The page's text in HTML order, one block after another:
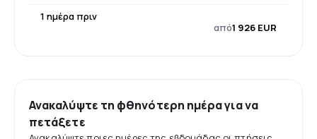
1 ημέρα πριν
από1 926 EUR
Ανακαλύψτε τη φθηνότερη ημέρα για να
πετάξετε